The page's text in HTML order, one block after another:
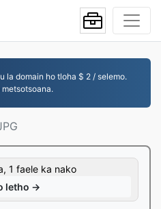
la domain ho tloha $ 2 / selemo.
1 faele ka nako
letho →